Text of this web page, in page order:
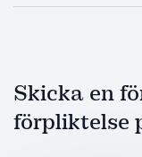
Skicka en
förpliktelse